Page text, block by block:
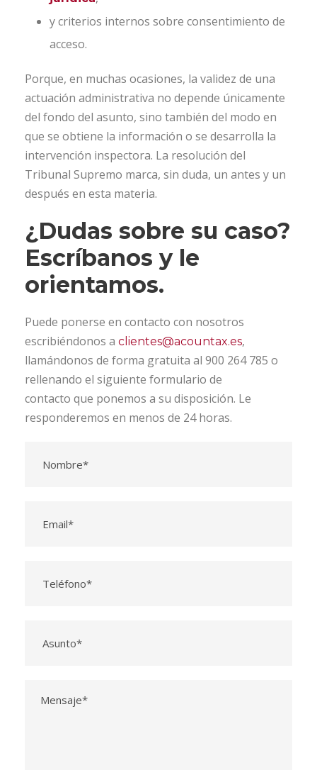
y criterios internos sobre consentimiento de
acceso.
Porque, en muchas ocasiones, la validez de una
actuación administrativa no depende únicamente
del fondo del asunto, sino también del modo en
que se obtiene la información o se desarrolla la
intervención inspectora. La resolución del
Tribunal Supremo marca, sin duda, un antes y un
después en esta materia.
¿Dudas sobre su caso?
Escríbanos y le
orientamos.
Puede ponerse en contacto con nosotros
escribiéndonos a clientes@acountax.es,
llamándonos de forma gratuita al 900 264 785 o
rellenando el siguiente formulario de
contacto que ponemos a su disposición. Le
responderemos en menos de 24 horas.